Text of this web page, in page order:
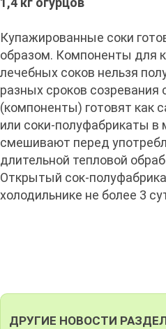
Купажированные соки
образом. Компоненты для
лечебных соков нельзя
разных сроков созревания
(компоненты) готовят как
или соки-полуфабрикаты в
смешивают перед
длительной тепловой
Открытый сок-
холодильнике не более 3
ДРУГИЕ НОВОСТИ